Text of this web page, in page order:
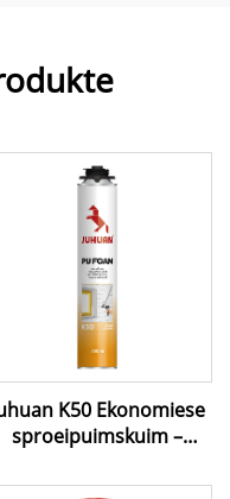
K50 Ekonomiese
sproeipuimskuim –
effektiewe seël &